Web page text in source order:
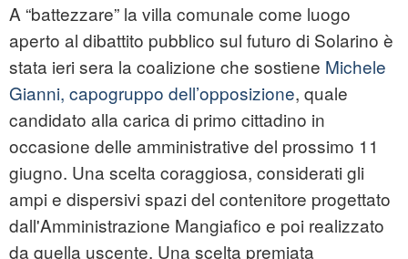
A “battezzare” la villa comunale come luogo
aperto al dibattito pubblico sul futuro di Solarino è
stata ieri sera la coalizione che sostiene Michele
Gianni, capogruppo dell’opposizione, quale
candidato alla carica di primo cittadino in
occasione delle amministrative del prossimo 11
giugno. Una scelta coraggiosa, considerati gli
ampi e dispersivi spazi del contenitore progettato
dall'Amministrazione Mangiafico e poi realizzato
da quella uscente. Una scelta premiata